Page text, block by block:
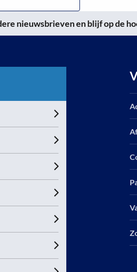
nieuwsbrieven en blijf op de